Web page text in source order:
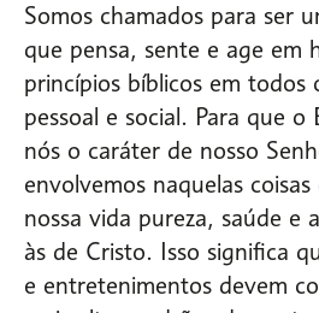
Somos chamados para ser
que pensa, sente e age em
princípios bíblicos em todos
pessoal e social. Para que o
nós o caráter de nosso
envolvemos naquelas
nossa vida pureza, saúde e
às de Cristo. Isso significa
e entretenimentos devem